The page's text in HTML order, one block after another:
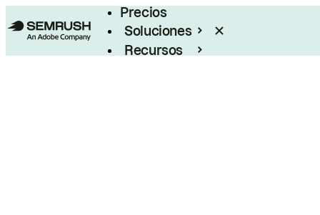
Precios
Soluciones
Recursos